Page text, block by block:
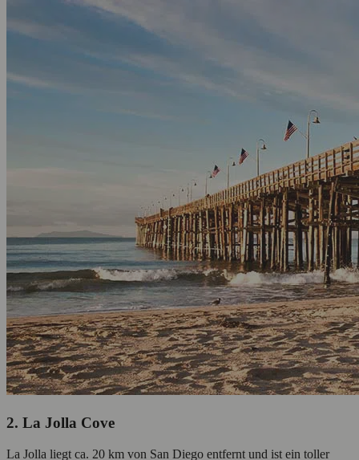
2. La Jolla Cove
La Jolla liegt ca. 20 km von San Diego entfernt und ist ein toller